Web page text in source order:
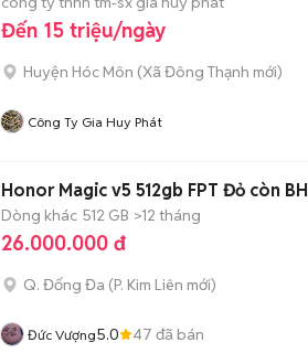
Đến 15 triệu/ngày
Huyện Hóc Môn (Xã Đông Thạnh mới)
Công Ty Gia Huy Phát
Honor Magic v5 512gb FPT Đỏ còn BH
Dòng khác 512 GB >12 tháng
26.000.000 đ
Q. Đống Đa (P. Kim Liên mới)
Đức Vượng5.0 47 đã bán